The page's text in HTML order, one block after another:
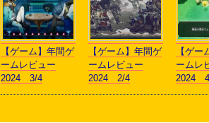
【ゲーム】年間ゲ
ームレビュー
2024 3/4
【ゲーム】年間ゲ
ームレビュー
2024 2/4
【ゲー
ームレ
2024